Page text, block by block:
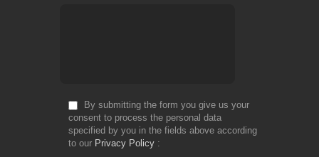
By submitting the form you give us your
consent to process the personal data
specified by you in the fields above according
to our Privacy Policy